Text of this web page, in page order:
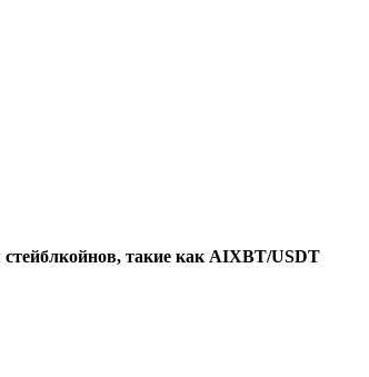
такие как AIXBT/USDT